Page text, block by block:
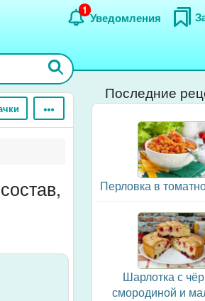
Уведомления
1
Последние
Перловка в
Шарлотка с
смородиной и